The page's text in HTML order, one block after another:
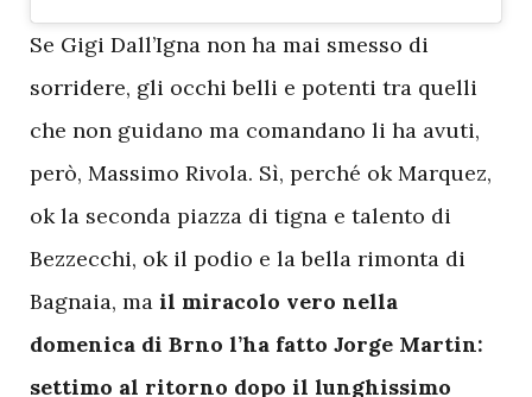
Se Gigi Dall’Igna non ha mai smesso di
sorridere, gli occhi belli e potenti tra quelli
che non guidano ma comandano li ha avuti,
però, Massimo Rivola. Sì, perché ok Marquez,
ok la seconda piazza di tigna e talento di
Bezzecchi, ok il podio e la bella rimonta di
Bagnaia, ma il miracolo vero nella
domenica di Brno l’ha fatto Jorge Martin:
settimo al ritorno dopo il lunghissimo